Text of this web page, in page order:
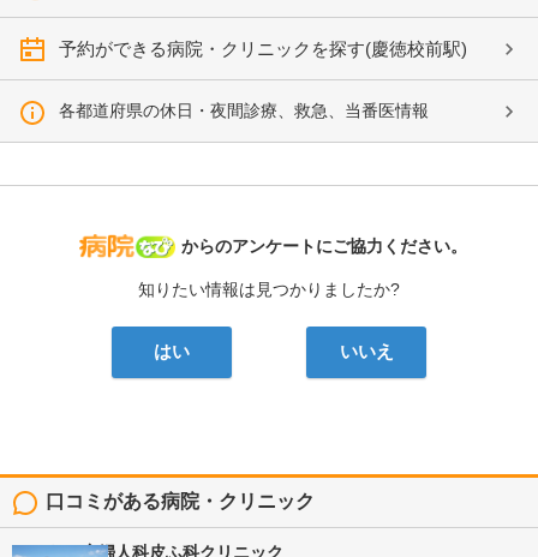
予約ができる病院・クリニックを探す(慶徳校前駅)
各都道府県の休日・夜間診療、救急、当番医情報
病院なび
からのアンケートにご協力ください。
知りたい情報は見つかりましたか?
はい いいえ
口コミがある病院・クリニック
よしむら産婦人科皮ふ科クリニック